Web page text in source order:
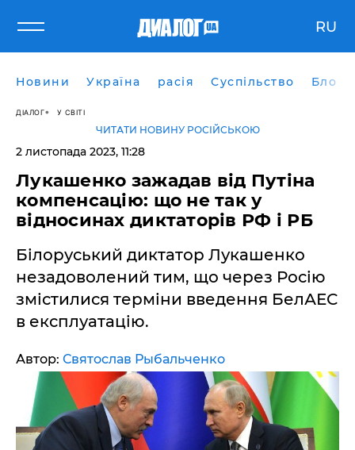
RU
Новини Україна расія Суспільство Блоги
ДІАЛОГ У СВІТІ
ЧИТАТИ НОВИНУ РОСІЙСЬКОЮ
2 листопада 2023, 11:28
Лукашенко зажадав від Путіна
компенсацію: що не так у
відносинах диктаторів РФ і РБ
Білоруський диктатор Лукашенко
незадоволений тим, що через Росію
змістилися терміни введення БелАЕС
в експлуатацію.
Автор: Святослав Рыбальченко